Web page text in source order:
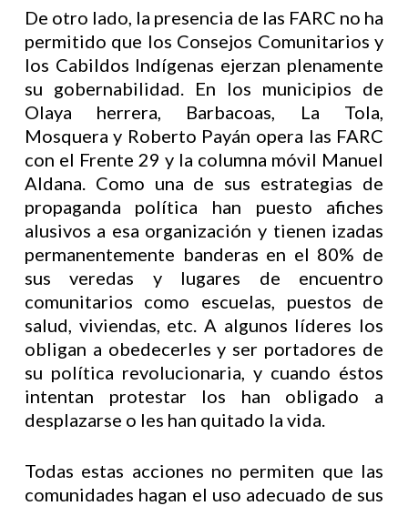
De otro lado, la presencia de las FARC no ha
permitido que los Consejos Comunitarios y
los Cabildos Indígenas ejerzan plenamente
su gobernabilidad. En los municipios de
Olaya herrera, Barbacoas, La Tola,
Mosquera y Roberto Payán opera las FARC
con el Frente 29 y la columna móvil Manuel
Aldana. Como una de sus estrategias de
propaganda política han puesto afiches
alusivos a esa organización y tienen izadas
permanentemente banderas en el 80% de
sus veredas y lugares de encuentro
comunitarios como escuelas, puestos de
salud, viviendas, etc. A algunos líderes los
obligan a obedecerles y ser portadores de
su política revolucionaria, y cuando éstos
intentan protestar los han obligado a
desplazarse o les han quitado la vida.
Todas estas acciones no permiten que las
comunidades hagan el uso adecuado de sus